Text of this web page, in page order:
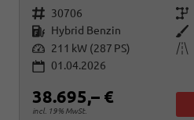
Fahrzeugnr. 30706 Getriebe
Kraftstoff Hybrid Benzin Außenfarbe
Leistung 211 kW (287 PS) Kilometerstand
01.04.2026
38.695,– €
incl. 19% MwSt.